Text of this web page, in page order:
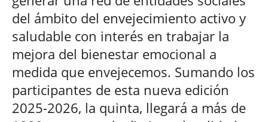
del ámbito del envejecimiento activo y
saludable con interés en trabajar la
mejora del bienestar emocional a
medida que envejecemos. Sumando los
participantes de esta nueva edición
2025-2026, la quinta, llegará a más de